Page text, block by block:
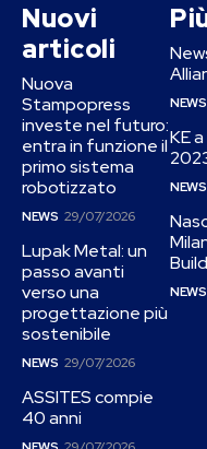
Nuovi
articoli
Nuova
Stampopress
investe nel futuro:
entra in funzione il
primo sistema
robotizzato
NEWS 29/07/2026
Lupak Metal: un
passo avanti
verso una
progettazione più
sostenibile
NEWS 29/07/2026
ASSITES compie
40 anni
NEWS
KE
NEWS
NEWS